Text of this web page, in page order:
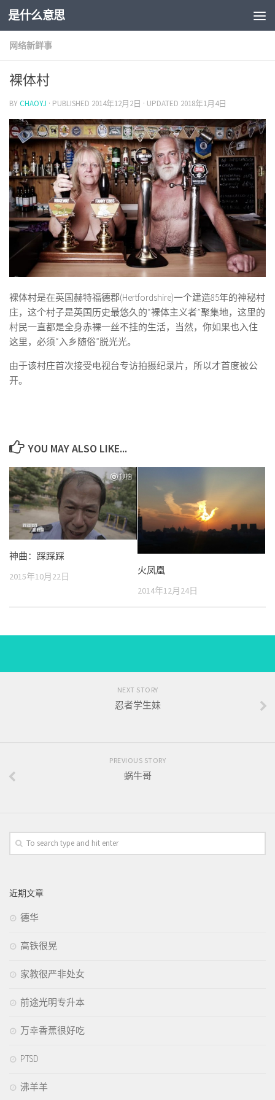
是什么意思
网络新鲜事
裸体村
BYCHAOYJ · PUBLISHED 2014年12月2日 · UPDATED 2018年1月4日
裸体村是在英国赫特福德郡(Hertfordshire)一个建造85年的神秘村
庄，这个村子是英国历史最悠久的“裸体主义者”聚集地，这里的
村民一直都是全身赤裸一丝不挂的生活，当然，你如果也入住
这里，必须“入乡随俗”脱光光。
由于该村庄首次接受电视台专访拍摄纪录片，所以才首度被公
开。
YOU MAY ALSO LIKE...
神曲：踩踩踩
2015年10月22日
火凤凰
2014年12月24日
NEXT STORY
忍者学生妹
PREVIOUS STORY
蜗牛哥
近期文章
德华
高铁很晃
家教很严非处女
前途光明专升本
万幸香蕉很好吃
PTSD
沸羊羊